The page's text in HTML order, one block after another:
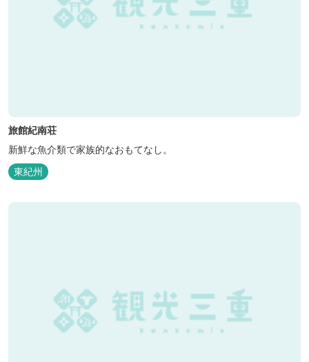
旅館紀南荘
新鮮な魚介類で家族的なおもてなし。
東紀州